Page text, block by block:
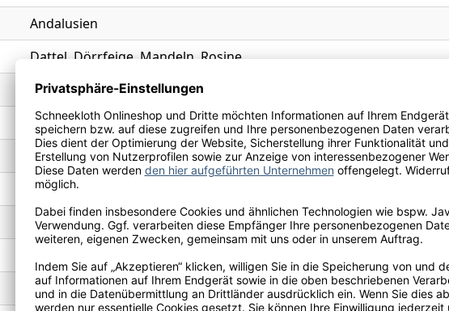
Andalusien
Dattel, Dörrfeige, Mandeln, Rosine
lieblich
0,75 l
10 Jahre
Spanien
19462
Qualitästwein mit geographischer Herkunft